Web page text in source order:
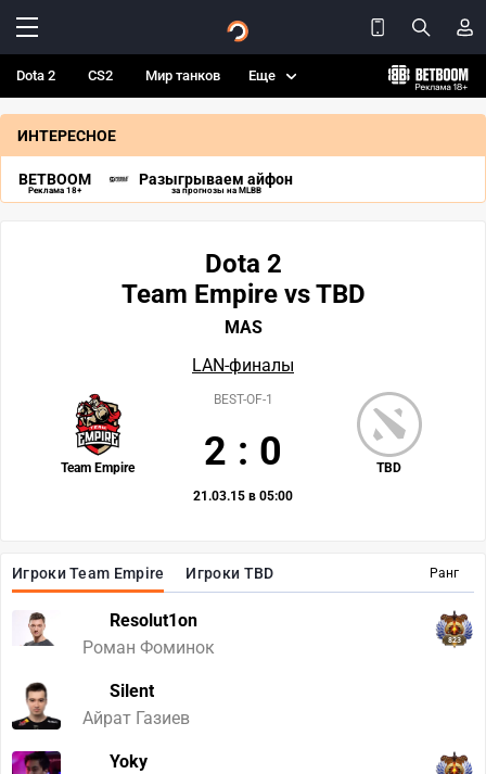
Dota 2 CS2 Мир танков Еще
ИНТЕРЕСНОЕ
BETBOOM
Реклама 18+
Разыгрываем айфон
за прогнозы на MLBB
Ранг
Игроки Team Empire Игроки TBD
Resolut1on
Роман Фоминок
823
Silent
Айрат Газиев
Yoky
Dota 2
Team Empire vs TBD
MAS
LAN-финалы
Team Empire TBD
BEST-OF-1
2 : 0
21.03.15 в 05:00